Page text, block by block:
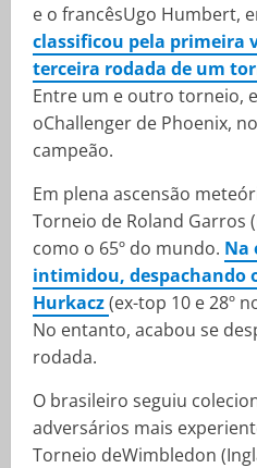
e o francêsUgo Humbert,
classificou pela primeira
terceira rodada de um
Entre um e outro torneio,
oChallenger de Phoenix,
campeão.
Em plena ascensão
Torneio de Roland Garros
como o 65º do mundo. Na
intimidou, despachando
Hurkacz(ex-top 10 e 28º
No entanto, acabou se
rodada.
O brasileiro seguiu
adversários mais
Torneio deWimbledon